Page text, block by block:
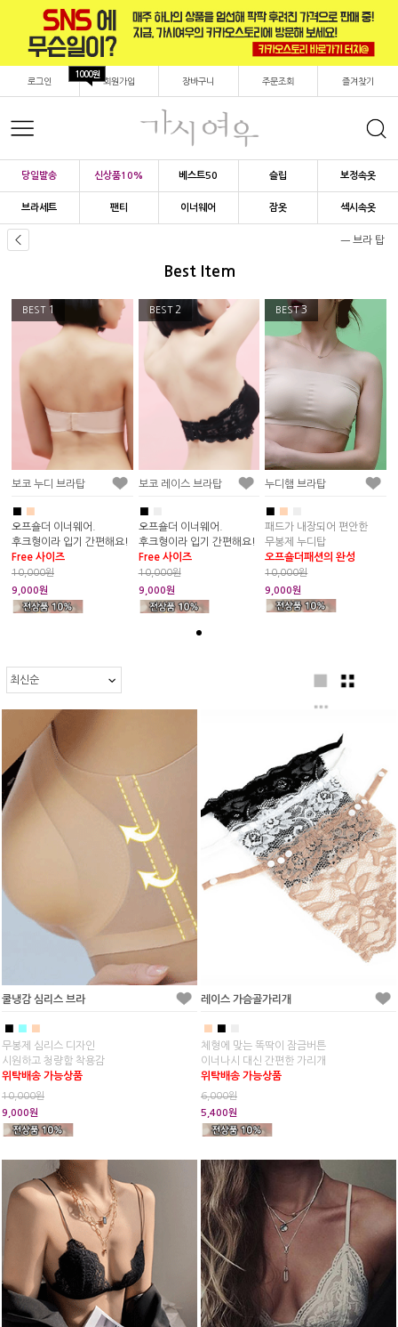
로그인 회원가입
1000원
장바구니 주문조회 즐겨찾기
당일발송 신상품10% 베스트50 슬립 보정속옷
브라세트 팬티 이너웨어 잠옷 섹시속옷
ㅡ 브라 탑
Best Item
BEST 1
보코 누디 브라탑
■
오프숄더 이너웨어.
후크형이라 입기 간편해요!
Free 사이즈
10,000원
9,000원
BEST 2
보코 레이스 브라탑
■
오프숄더 이너웨어.
후크형이라 입기 간편해요!
Free 사이즈
10,000원
9,000원
BEST 3
누디햄 브라탑
■
패드가 내장되어 편안한
무봉제 누디탑
오프숄더패션의 완성
10,000원
9,000원
쿨냉감 심리스 브라
■ ■ ■
무봉제 심리스 디자인
시원하고 청량함 착용감
위탁배송 가능상품
10,000원
9,000원
레이스 가슴골가리개
■ ■
체형에 맞는 똑딱이 잠금버튼
이너나시 대신 간편한 가리개
위탁배송 가능상품
6,000원
5,400원